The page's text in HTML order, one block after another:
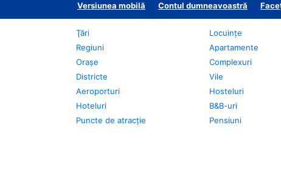
Versiunea mobilă Contul dumneavoastră
Ţări
Regiuni
Oraşe
Districte
Aeroporturi
Hoteluri
Puncte de atracţie
Locuințe
Apartamente
Complexuri
Vile
Hosteluri
B&B-uri
Pensiuni